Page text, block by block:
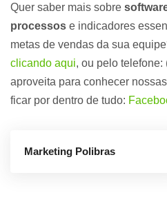
Quer saber mais sobre
processos e indicadores
metas de vendas da sua
clicando aqui, ou pelo telefone:
aproveita para conhecer
ficar por dentro de tudo:
Marketing Polibras